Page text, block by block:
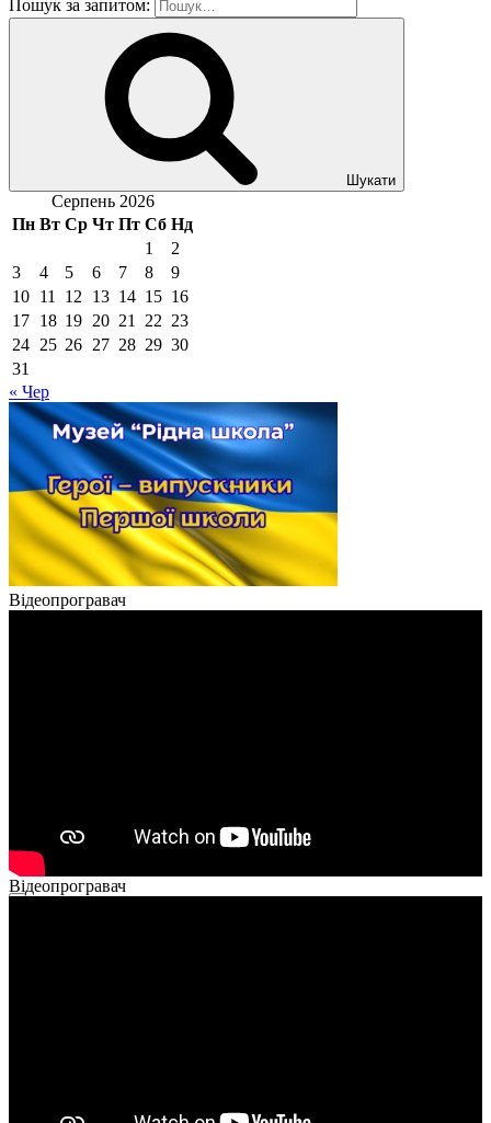
Пошук за запитом:
Шукати
Серпень 2026
Пн Вт Ср Чт Пт Сб Нд
1
2
3
4 5 6 7 8
9
10 11 12 13 14 15 16
17 18 19 20 21 22 23
24 25 26 27 28 29 30
31
« Чер
Відеопрогравач
Відеопрогравач